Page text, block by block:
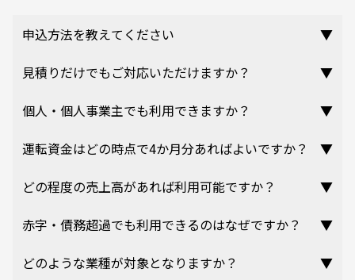
申込方法を教えてください
▼
見積りだけでもご対応いただけますか？
▼
個人・個人事業主でも利用できますか？
▼
運転資金はどの時点で4か月分あればよいですか？
▼
どの程度の売上高があれば利用可能ですか？
▼
赤字・債務超過でも利用できるのはなぜですか？
▼
どのような業種が対象となりますか？
▼